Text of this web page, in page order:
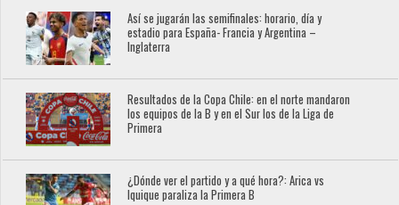
Así se jugarán las semifinales: horario, día y
estadio para España- Francia y Argentina –
Inglaterra
Resultados de la Copa Chile: en el norte mandaron
los equipos de la B y en el Sur los de la Liga de
Primera
¿Dónde ver el partido y a qué hora?: Arica vs
Iquique paraliza la Primera B